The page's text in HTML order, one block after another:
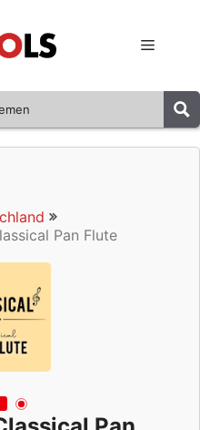
Menü
Pan Flute